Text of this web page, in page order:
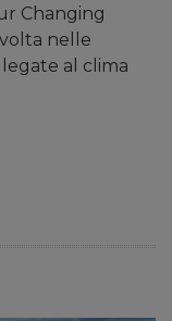
Changing
nelle
al clima